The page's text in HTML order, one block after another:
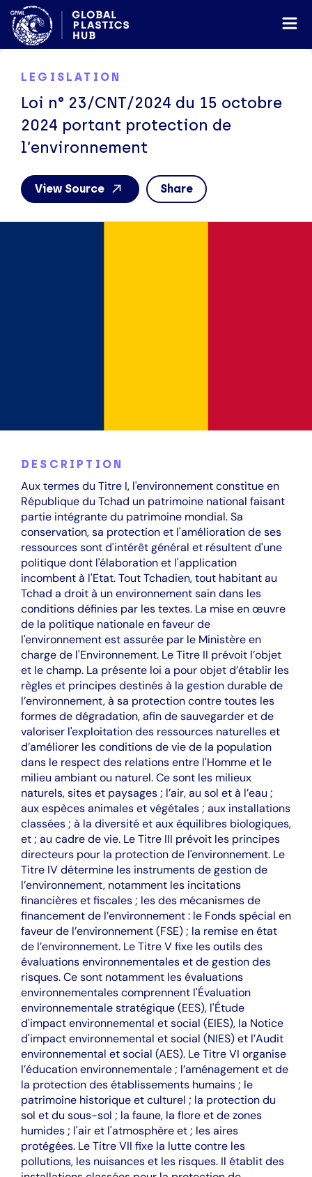
LEGISLATION
Loi n° 23/CNT/2024 du 15 octobre
2024 portant protection de
l’environnement
View Source Share
DESCRIPTION
Aux termes du Titre I, l'environnement constitue en
République du Tchad un patrimoine national faisant
partie intégrante du patrimoine mondial. Sa
conservation, sa protection et l'amélioration de ses
ressources sont d'intérêt général et résultent d'une
politique dont l'élaboration et l'application
incombent à l'Etat. Tout Tchadien, tout habitant au
Tchad a droit à un environnement sain dans les
conditions définies par les textes. La mise en œuvre
de la politique nationale en faveur de
l'environnement est assurée par le Ministère en
charge de l'Environnement. Le Titre II prévoit l’objet
et le champ. La présente loi a pour objet d’établir les
règles et principes destinés à la gestion durable de
l’environnement, à sa protection contre toutes les
formes de dégradation, afin de sauvegarder et de
valoriser l'exploitation des ressources naturelles et
d’améliorer les conditions de vie de la population
dans le respect des relations entre l'Homme et le
milieu ambiant ou naturel. Ce sont les milieux
naturels, sites et paysages ; l’air, au sol et à l’eau ;
aux espèces animales et végétales ; aux installations
classées ; à la diversité et aux équilibres biologiques,
et ; au cadre de vie. Le Titre III prévoit les principes
directeurs pour la protection de l'environnement. Le
Titre IV détermine les instruments de gestion de
l’environnement, notamment les incitations
financières et fiscales ; les des mécanismes de
financement de l’environnement : le Fonds spécial en
faveur de l’environnement (FSE) ; la remise en état
de l’environnement. Le Titre V fixe les outils des
évaluations environnementales et de gestion des
risques. Ce sont notamment les évaluations
environnementales comprennent l'Évaluation
environnementale stratégique (EES), l'Étude
d'impact environnemental et social (EIES), la Notice
d'impact environnemental et social (NIES) et l’Audit
environnemental et social (AES). Le Titre VI organise
l’éducation environnementale ; l’aménagement et de
la protection des établissements humains ; le
patrimoine historique et culturel ; la protection du
sol et du sous-sol ; la faune, la flore et de zones
humides ; l'air et l'atmosphère et ; les aires
protégées. Le Titre VII fixe la lutte contre les
pollutions, les nuisances et les risques. Il établit des